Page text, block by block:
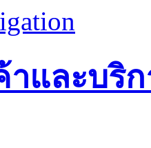
และบริ